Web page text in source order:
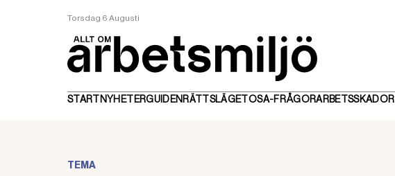
Torsdag 6 Augusti
STARTNYHETERGUIDEN RÄTTSLÄGETOSA-FRÅGORARBETSSKADOR
TEMA